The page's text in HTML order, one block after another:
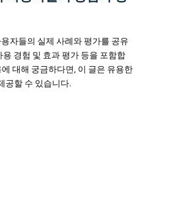
자들의 실제 사례와 평가를 공유
용 경험 및 효과 평가 등을 포함합
대해 궁금하다면, 이 글은 유용한
공할 수 있습니다.